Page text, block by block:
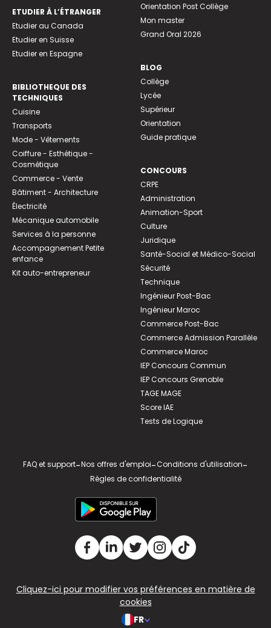
ETUDIER À L’ÉTRANGER
Etudier au Canada
Etudier en Suisse
Etudier en Espagne
BIBLIOTHEQUE DES
TECHNIQUES
Cuisine
Transports
Mode - Vêtements
Coiffure - Esthétique -
Cosmétique
Commerce - Vente
Bâtiment - Architecture
Électricité
Mécanique automobile
Services à la personne
Accompagnement Petite
enfance
Kit auto-entrepreneur
Orientation Post Collège
Mon master
Grand Oral 2026
BLOG
Collège
Lycée
Supérieur
Orientation
Guide pratique
CONCOURS
CRPE
Administration
Animation-Sport
Culture
Juridique
Santé-Social et Médico-Social
Sécurité
Technique
Ingénieur Post-Bac
Ingénieur Maroc
Commerce Post-Bac
Commerce Admission Parallèle
Commerce Maroc
IEP Concours Commun
IEP Concours Grenoble
TAGE MAGE
Score IAE
Tests de Logique
FAQ et support-Nos offres d'emploi-Conditions d'utilisation-
Règles de confidentialité
Cliquez-ici pour modifier vos préférences en matière de
cookies
FR